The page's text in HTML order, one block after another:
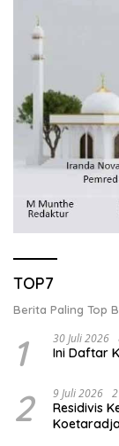
TOP7
Berita Paling Top
1 30 Juli 2026
Ini Daftar
2 9 Juli 2026
Residivis